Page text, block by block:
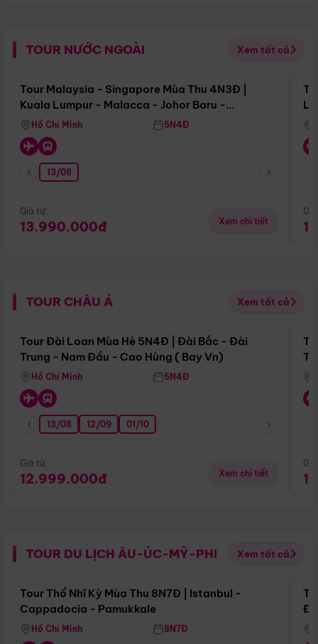
TOUR NƯỚC NGOÀI Xem tất cả
Điểm nổi bật
Tour Malaysia - Singapore Mùa Thu 4N3Đ |
Kuala Lumpur - Malacca - Johor Baru -
Singapore
Hồ Chí Minh 5N4Đ
13/08
Giá từ:
13.990.000đ Xem chi tiết
TOUR CHÂU Á Xem tất cả
Điểm nổi bật
Tour Đài Loan Mùa Hè 5N4Đ | Đài Bắc - Đài
Trung - Nam Đầu - Cao Hùng ( Bay Vn)
Hồ Chí Minh 5N4Đ
13/08 12/09 01/10
Giá từ:
12.999.000đ Xem chi tiết
TOUR DU LỊCH ÂU-ÚC-MỸ-PHI Xem tất cả
Điểm nổi bật
Tour Thổ Nhĩ Kỳ Mùa Thu 8N7Đ | Istanbul -
Cappadocia - Pamukkale
Hồ Chí Minh 8N7Đ